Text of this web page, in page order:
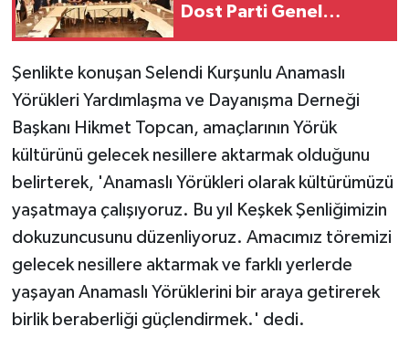
Dost Parti Genel
Şenlikte konuşan Selendi Kurşunlu Anamaslı
Yörükleri Yardımlaşma ve Dayanışma Derneği
Başkanı Hikmet Topcan, amaçlarının Yörük
kültürünü gelecek nesillere aktarmak olduğunu
belirterek, 'Anamaslı Yörükleri olarak kültürümüzü
yaşatmaya çalışıyoruz. Bu yıl Keşkek Şenliğimizin
dokuzuncusunu düzenliyoruz. Amacımız töremizi
gelecek nesillere aktarmak ve farklı yerlerde
yaşayan Anamaslı Yörüklerini bir araya getirerek
birlik beraberliği güçlendirmek.' dedi.